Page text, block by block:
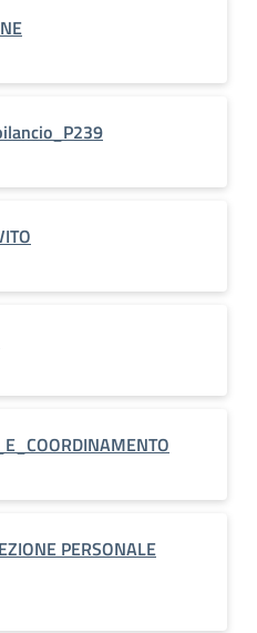
PERSONALE